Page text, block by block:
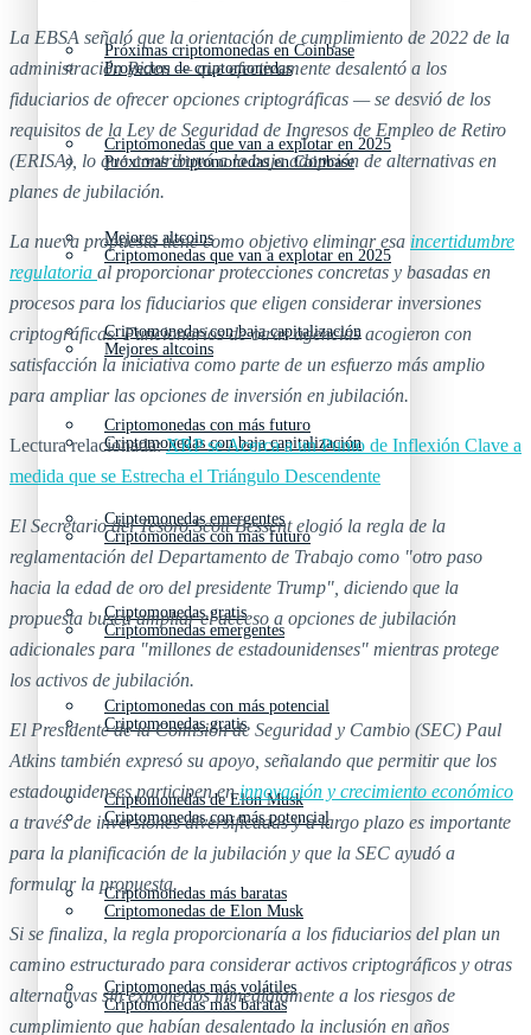
Próximas criptomonedas en Coinbase
Criptomonedas que van a explotar en 2025
Mejores altcoins
Criptomonedas con baja capitalización
Criptomonedas con más futuro
Criptomonedas emergentes
Criptomonedas gratis
Criptomonedas con más potencial
Criptomonedas de Elon Musk
Criptomonedas más baratas
Criptomonedas más volátiles
Proyectos de criptomonedas
Próximas criptomonedas en Coinbase
Criptomonedas que van a explotar en 2025
Mejores altcoins
Criptomonedas con baja capitalización
Criptomonedas con más futuro
Criptomonedas emergentes
Criptomonedas gratis
Criptomonedas con más potencial
Criptomonedas de Elon Musk
Criptomonedas más baratas
La EBSA señaló que la orientación de cumplimiento de 2022 de la
administración Biden — que efectivamente desalentó a los
fiduciarios de ofrecer opciones criptográficas — se desvió de los
requisitos de la Ley de Seguridad de Ingresos de Empleo de Retiro
(ERISA), lo que contribuyó a la baja adopción de alternativas en
planes de jubilación.
La nueva propuesta tiene como objetivo eliminar esa incertidumbre
regulatoria al proporcionar protecciones concretas y basadas en
procesos para los fiduciarios que eligen considerar inversiones
criptográficas. Funcionarios de otras agencias acogieron con
satisfacción la iniciativa como parte de un esfuerzo más amplio
para ampliar las opciones de inversión en jubilación.
Lectura relacionada:XRP se Acerca a un Punto de Inflexión Clave a
medida que se Estrecha el Triángulo Descendente
El Secretario del Tesoro Scott Bessent elogió la regla de la
reglamentación del Departamento de Trabajo como "otro paso
hacia la edad de oro del presidente Trump", diciendo que la
propuesta busca ampliar el acceso a opciones de jubilación
adicionales para "millones de estadounidenses" mientras protege
los activos de jubilación.
El Presidente de la Comisión de Seguridad y Cambio (SEC) Paul
Atkins también expresó su apoyo, señalando que permitir que los
estadounidenses participen en innovación y crecimiento económico
a través de inversiones diversificadas y a largo plazo es importante
para la planificación de la jubilación y que la SEC ayudó a
formular la propuesta.
Si se finaliza, la regla proporcionaría a los fiduciarios del plan un
camino estructurado para considerar activos criptográficos y otras
alternativas sin exponerlos inmediatamente a los riesgos de
cumplimiento que habían desalentado la inclusión en años